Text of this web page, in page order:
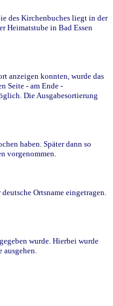
des Kirchenbuches liegt in der
Heimatstube in Bad Essen
anzeigen konnten, wurde das
Seite - am Ende -
Die Ausgabesortierung
haben. Später dann so
vorgenommen.
Ortsname eingetragen.
wurde. Hierbei wurde